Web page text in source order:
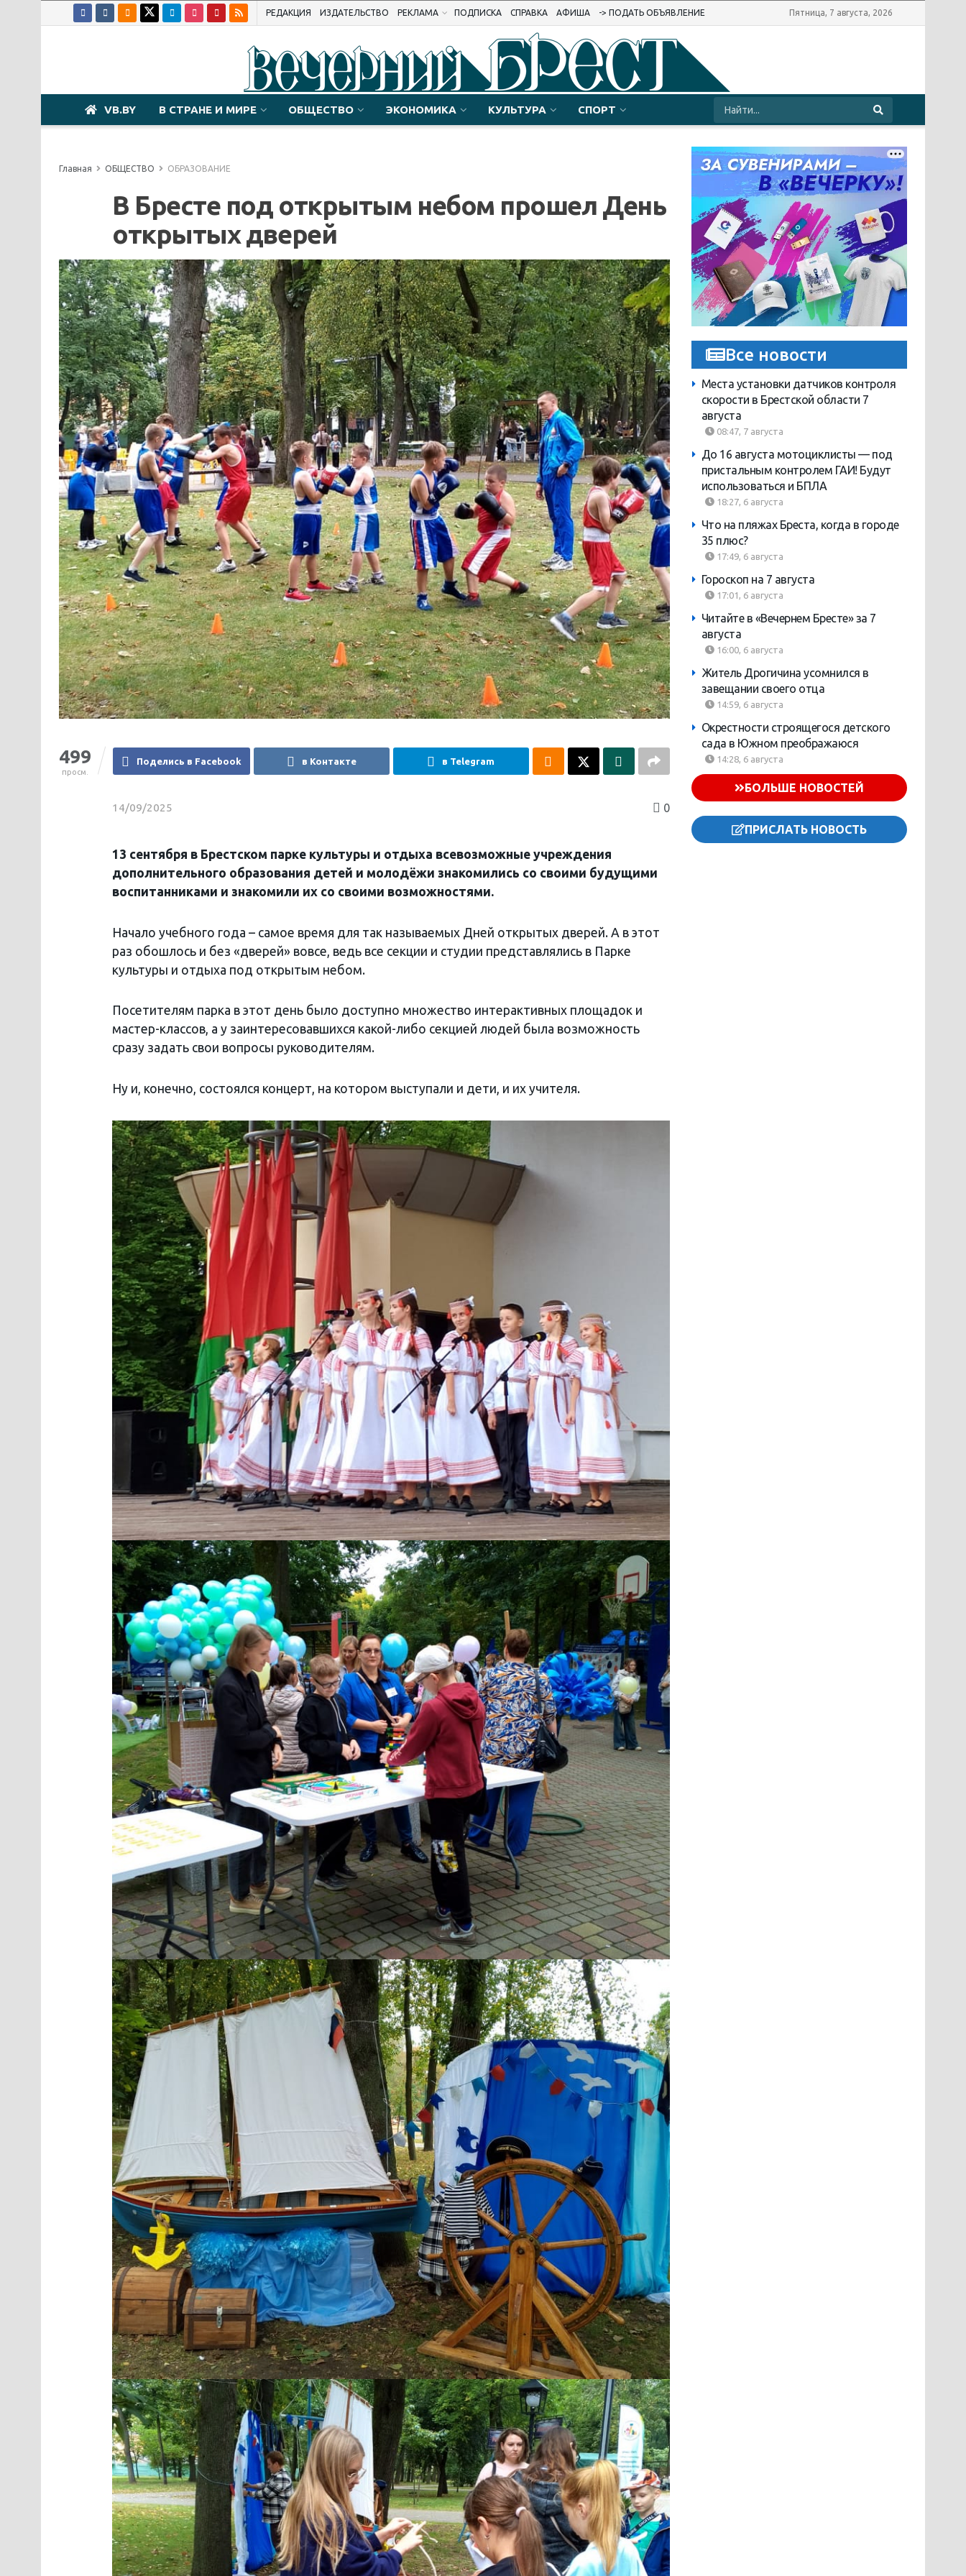
РЕДАКЦИЯ ИЗДАТЕЛЬСТВО РЕКЛАМА ПОДПИСКА СПРАВКА АФИША -> ПОДАТЬ ОБЪЯВЛЕНИЕ Пятница, 7 августа, 2026
VB.BY В СТРАНЕ И МИРЕ ОБЩЕСТВО ЭКОНОМИКА КУЛЬТУРА СПОРТ
Главная ОБЩЕСТВО ОБРАЗОВАНИЕ
В Бресте под открытым небом прошел День
открытых дверей
499
просм.
Поделись в Facebook в Контакте в Telegram
14/09/2025 0
13 сентября в Брестском парке культуры и отдыха всевозможные учреждения
дополнительного образования детей и молодёжи знакомились со своими будущими
воспитанниками и знакомили их со своими возможностями.
Начало учебного года – самое время для так называемых Дней открытых дверей. А в этот
раз обошлось и без «дверей» вовсе, ведь все секции и студии представлялись в Парке
культуры и отдыха под открытым небом.
Посетителям парка в этот день было доступно множество интерактивных площадок и
мастер-классов, а у заинтересовавшихся какой-либо секцией людей была возможность
сразу задать свои вопросы руководителям.
Ну и, конечно, состоялся концерт, на котором выступали и дети, и их учителя.
Все новости
Места установки датчиков контроля
скорости в Брестской области 7
августа
08:47, 7 августа
До 16 августа мотоциклисты — под
пристальным контролем ГАИ! Будут
использоваться и БПЛА
18:27, 6 августа
Что на пляжах Бреста, когда в городе
35 плюс?
17:49, 6 августа
Гороскоп на 7 августа
17:01, 6 августа
Читайте в «Вечернем Бресте» за 7
августа
16:00, 6 августа
Житель Дрогичина усомнился в
завещании своего отца
14:59, 6 августа
Окрестности строящегося детского
сада в Южном преображаюся
14:28, 6 августа
БОЛЬШЕ НОВОСТЕЙ
ПРИСЛАТЬ НОВОСТЬ